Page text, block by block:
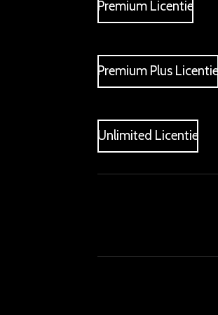
Premium Licentie
Premium Plus Licentie
Unlimited Licentie